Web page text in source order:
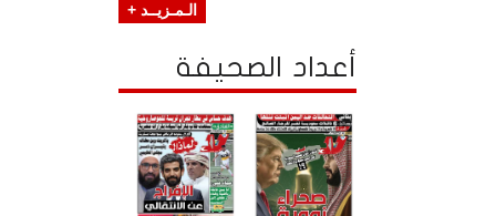
الـمـزيــد +
أعداد الصحيفة